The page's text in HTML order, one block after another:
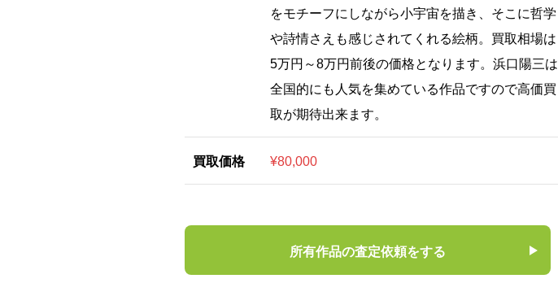
をモチーフにしながら小宇宙を描き、そこに哲学
や詩情さえも感じされてくれる絵柄。買取相場は
5万円～8万円前後の価格となります。浜口陽三は
全国的にも人気を集めている作品ですので高価買
取が期待出来ます。
買取価格 ¥80,000
所有作品の査定依頼をする